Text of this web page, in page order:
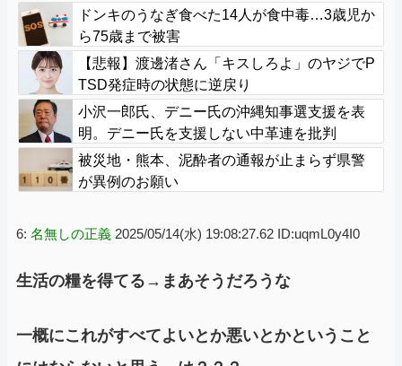
ドンキのうなぎ食べた14人が食中毒…3歳児か
ら75歳まで被害
【悲報】渡邊渚さん「キスしろよ」のヤジでP
TSD発症時の状態に逆戻り
小沢一郎氏、デニー氏の沖縄知事選支援を表
明。デニー氏を支援しない中革連を批判
被災地・熊本、泥酔者の通報が止まらず県警
が異例のお願い
6: 名無しの正義 2025/05/14(水) 19:08:27.62 ID:uqmL0y4I0
生活の糧を得てる→まあそうだろうな
一概にこれがすべてよいとか悪いとかということ